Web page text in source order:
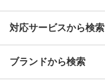
赤平市
旭川市
対応サービスから検索
Award 受賞店
ブランドから検索